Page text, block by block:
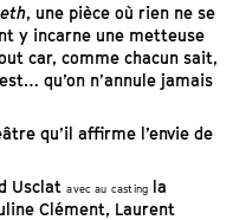
, une pièce où rien ne se
y incarne une metteuse
car, comme chacun sait,
qu’on n’annule jamais
qu’il affirme l’envie de
Usclatavec au casting la
Clément, Laurent